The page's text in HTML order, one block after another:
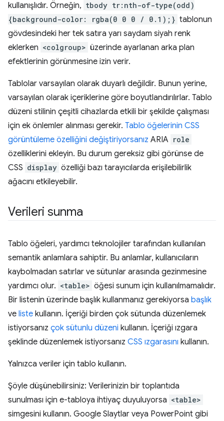
kullanışlıdır. Örneğin, tbody tr:nth-of-type(odd)
{background-color: rgba(0 0 0 / 0.1);} tablonun
gövdesindeki her tek satıra yarı saydam siyah renk
eklerken <colgroup> üzerinde ayarlanan arka plan
efektlerinin görünmesine izin verir.
Tablolar varsayılan olarak duyarlı değildir. Bunun yerine,
varsayılan olarak içeriklerine göre boyutlandırılırlar. Tablo
düzeni stilinin çeşitli cihazlarda etkili bir şekilde çalışması
için ek önlemler alınması gerekir. Tablo öğelerinin CSS
görüntüleme özelliğini değiştiriyorsanız ARIA role
özelliklerini ekleyin. Bu durum gereksiz gibi görünse de
CSS display özelliği bazı tarayıcılarda erişilebilirlik
ağacını etkileyebilir.
Verileri sunma
Tablo öğeleri, yardımcı teknolojiler tarafından kullanılan
semantik anlamlara sahiptir. Bu anlamlar, kullanıcıların
kaybolmadan satırlar ve sütunlar arasında gezinmesine
yardımcı olur. <table> öğesi sunum için kullanılmamalıdır.
Bir listenin üzerinde başlık kullanmanız gerekiyorsa başlık
ve liste kullanın. İçeriği birden çok sütunda düzenlemek
istiyorsanız çok sütunlu düzeni kullanın. İçeriği ızgara
şeklinde düzenlemek istiyorsanız CSS ızgarasını kullanın.
Yalnızca veriler için tablo kullanın.
Şöyle düşünebilirsiniz: Verilerinizin bir toplantıda
sunulması için e-tabloya ihtiyaç duyuluyorsa <table>
simgesini kullanın. Google Slaytlar veya PowerPoint gibi